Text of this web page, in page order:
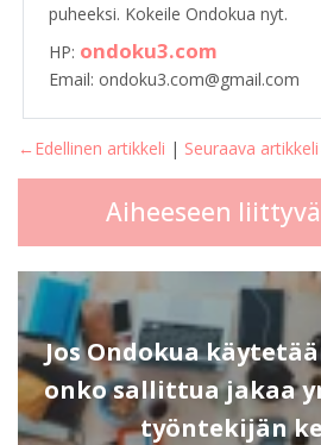
puheeksi. Kokeile Ondokua nyt.
HP: ondoku3.com
Email: ondoku3.com@gmail.com
←Edellinen artikkeli | Seuraava
Aiheeseen
Jos Ondokua
onko sallittua jakaa
työntekijän